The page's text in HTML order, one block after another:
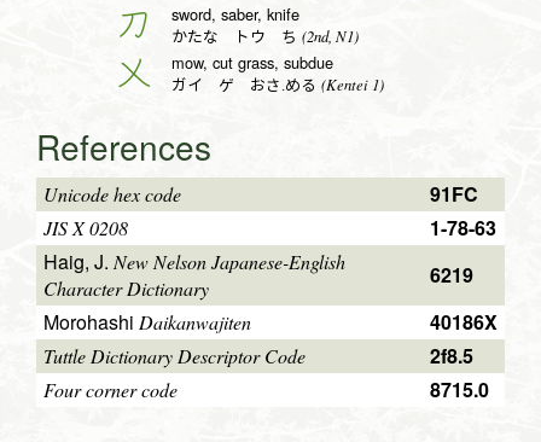
刀 sword, saber, knife
かたな トウ ち (2nd, N1)
乂 mow, cut grass, subdue
ガイ ゲ おさ.める (Kentei 1)
References
Unicode hex code 91FC
JIS X 0208
1-78-63
Haig, J. New Nelson Japanese-English
Character Dictionary
6219
Morohashi Daikanwajiten 40186X
Tuttle Dictionary Descriptor Code 2f8.5
Four corner code 8715.0